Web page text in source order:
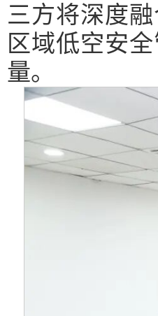
三方将深度
区域低空安
量。